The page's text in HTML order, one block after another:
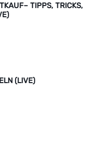
TIPPS, TRICKS,
(LIVE)